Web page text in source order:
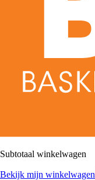
Subtotaal winkelwagen
Bekijk mijn winkelwagen